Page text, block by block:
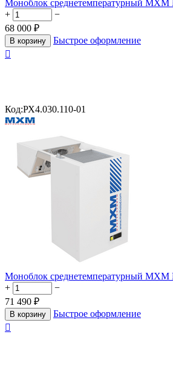
Моноблок среднетемпературный МХМ
+
−
68 000 ₽
В корзину
Быстрое оформление

Код:РХ4.030.110-01
Моноблок среднетемпературный МХМ
+
−
71 490 ₽
В корзину
Быстрое оформление
